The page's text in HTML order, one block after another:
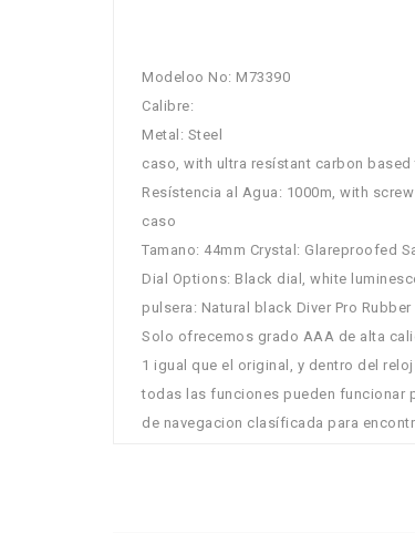
Modeloo No: M73390
Calibre:
Metal: Steel
caso, with ultra resístant carbon based
Resístencia al Agua: 1000m, with
caso
Tamano: 44mm Crystal: Glareproofed
Dial Options: Black dial, white
pulsera: Natural black Diver Pro
Solo ofrecemos grado AAA de alta
1 igual que el original, y dentro del reloj
todas las funciones pueden funcionar
de navegacion clasíficada para